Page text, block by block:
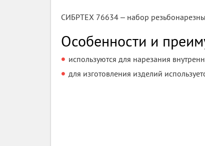
СИБРТЕХ 76634 ‒ набор
Особенности и
используются для нарезания
для изготовления изделий